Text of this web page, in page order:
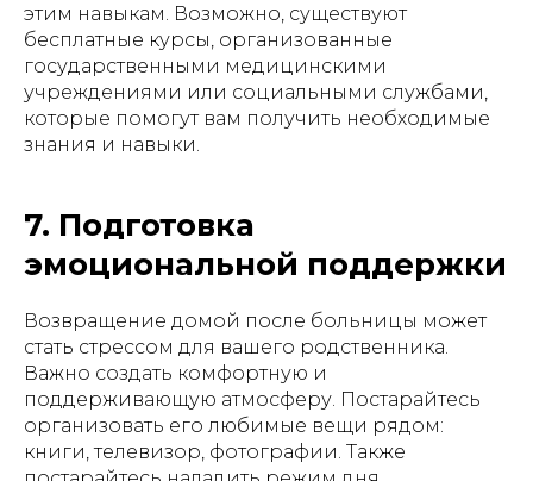
этим навыкам. Возможно, существуют
бесплатные курсы, организованные
государственными медицинскими
учреждениями или социальными службами,
которые помогут вам получить необходимые
знания и навыки.
7. Подготовка
эмоциональной поддержки
Возвращение домой после больницы может
стать стрессом для вашего родственника.
Важно создать комфортную и
поддерживающую атмосферу. Постарайтесь
организовать его любимые вещи рядом:
книги, телевизор, фотографии. Также